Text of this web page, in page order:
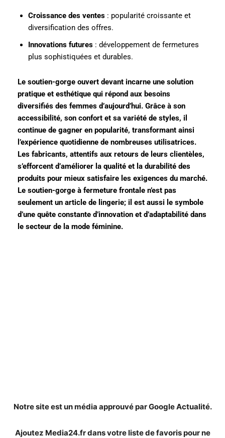
Croissance des ventes : popularité croissante et
diversification des offres.
Innovations futures : développement de fermetures
plus sophistiquées et durables.
Le soutien-gorge ouvert devant incarne une solution
pratique et esthétique qui répond aux besoins
diversifiés des femmes d’aujourd’hui. Grâce à son
accessibilité, son confort et sa variété de styles, il
continue de gagner en popularité, transformant ainsi
l’expérience quotidienne de nombreuses utilisatrices.
Les fabricants, attentifs aux retours de leurs clientèles,
s’efforcent d’améliorer la qualité et la durabilité des
produits pour mieux satisfaire les exigences du marché.
Le soutien-gorge à fermeture frontale n’est pas
seulement un article de lingerie; il est aussi le symbole
d’une quête constante d’innovation et d’adaptabilité dans
le secteur de la mode féminine.
Notre site est un média approuvé par Google Actualité.
Ajoutez Media24.fr dans votre liste de favoris pour ne